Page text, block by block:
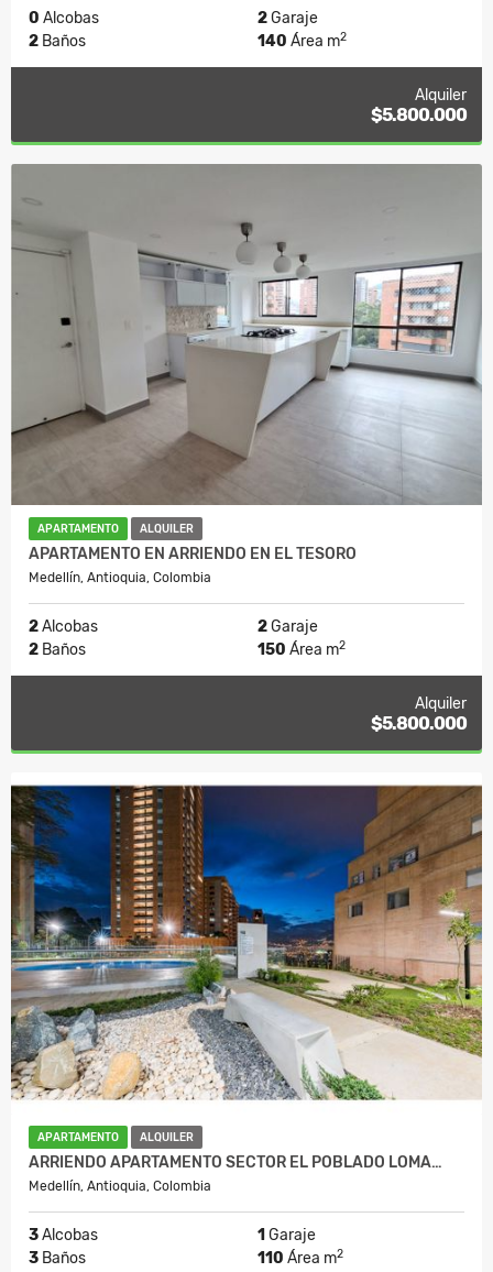
0 Alcobas 2Garaje
2 Baños 140 Área m2
Alquiler
$5.800.000
APARTAMENTO ALQUILER
APARTAMENTO EN ARRIENDO EN EL TESORO
Medellín, Antioquia, Colombia
2Alcobas 2Garaje
2 Baños 150 Área m2
Alquiler
$5.800.000
APARTAMENTO ALQUILER
ARRIENDO APARTAMENTO SECTOR EL POBLADO LOMA…
Medellín, Antioquia, Colombia
3Alcobas 1 Garaje
3 Baños 110 Área m2